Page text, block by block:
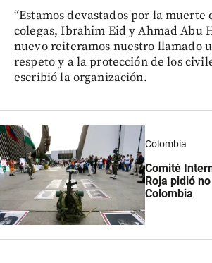
“Estamos devastados por la muerte
colegas, Ibrahim Eid y Ahmad Abu
nuevo reiteramos nuestro llamado
respeto y a la protección de los
escribió la organización.
Colombia
Comité
Roja pidió
Colombia